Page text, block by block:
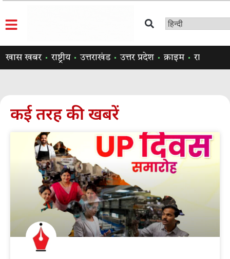
खास खबर राष्ट्रीय उत्तराखंड उत्तर प्रदेश क्राइम राजनीति
कई तरह की खबरें